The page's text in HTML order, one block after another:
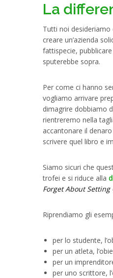
La
Tutti noi
creare un’azienda
fattispecie,
sputerebbe sopra.
Per come ci hanno
vogliamo arrivare
dimagrire dobbiamo
rientreremo nella
accantonare il
scrivere quel libro e
Siamo sicuri che
trofei e si riduce alla
Forget About Setting
Riprendiamo gli
per lo studente,
per un atleta,
per un
per uno scrittore,